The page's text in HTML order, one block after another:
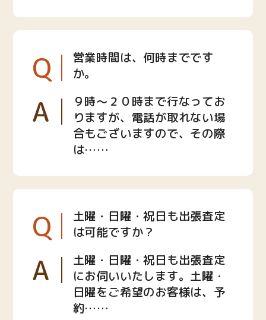
Q
営業時間は、何時までです
か。
A
９時〜２０時まで行なってお
りますが、電話が取れない場
合もございますので、その際
は……
Q
土曜・日曜・祝日も出張査定
は可能ですか？
A
土曜・日曜・祝日も出張査定
にお伺いいたします。土曜・
日曜をご希望のお客様は、予
約……